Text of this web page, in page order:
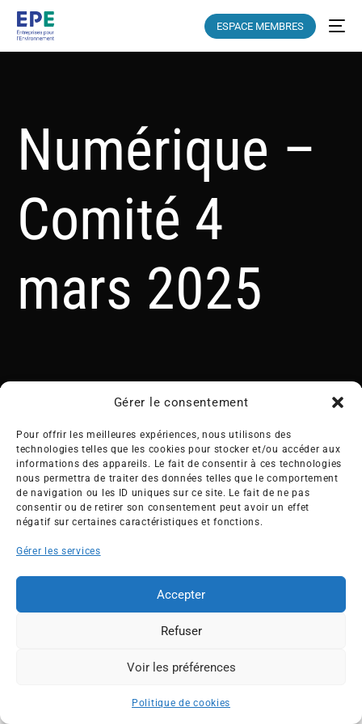
Gérer le consentement
Pour offrir les meilleures expériences, nous utilisons des
technologies telles que les cookies pour stocker et/ou accéder aux
informations des appareils. Le fait de consentir à ces technologies
nous permettra de traiter des données telles que le comportement
de navigation ou les ID uniques sur ce site. Le fait de ne pas
consentir ou de retirer son consentement peut avoir un effet
négatif sur certaines caractéristiques et fonctions.
Gérer les services
Accepter
Refuser
Voir les préférences
Politique de cookies
ESPACE MEMBRES
Numérique –
Comité 4
mars 2025
Créée en 1992, l’association française des Entreprises pour
l’Environnement (EPE) rassemble une soixantaine de grandes
entreprises françaises et internationales de tous les secteurs
de l’économie, afin de collaborer à leur transformation face
aux enjeux d’une transition écologique intégrée.
Travaux & Publications
Presse
Contacts
©2026 EPE
ESPACE MEMBRES